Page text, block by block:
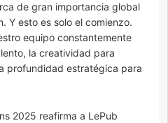
de gran importancia global
Y esto es solo el comienzo.
equipo constantemente
la creatividad para
profundidad estratégica para
2025 reafirma a LePub